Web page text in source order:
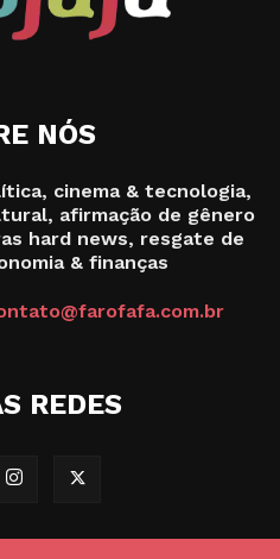
NÓS
cinema & tecnologia,
afirmação de gênero
hard news, resgate de
& finanças
REDES